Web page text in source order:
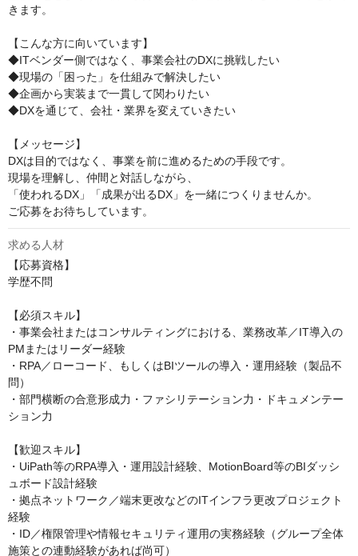
きます。
【こんな方に向いています】
◆ITベンダー側ではなく、事業会社のDXに挑戦したい
◆現場の「困った」を仕組みで解決したい
◆企画から実装まで一貫して関わりたい
◆DXを通じて、会社・業界を変えていきたい
【メッセージ】
DXは目的ではなく、事業を前に進めるための手段です。
現場を理解し、仲間と対話しながら、
「使われるDX」「成果が出るDX」を一緒につくりませんか。
ご応募をお待ちしています。
求める人材
【応募資格】
学歴不問
【必須スキル】
・事業会社またはコンサルティングにおける、業務改革／IT導入の
PMまたはリーダー経験
・RPA／ローコード、もしくはBIツールの導入・運用経験（製品不
問）
・部門横断の合意形成力・ファシリテーション力・ドキュメンテー
ション力
【歓迎スキル】
・UiPath等のRPA導入・運用設計経験、MotionBoard等のBIダッシ
ュボード設計経験
・拠点ネットワーク／端末更改などのITインフラ更改プロジェクト
経験
・ID／権限管理や情報セキュリティ運用の実務経験（グループ全体
施策との連動経験があれば尚可）